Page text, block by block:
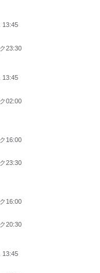
13:45
23:30
13:45
02:00
16:00
23:30
16:00
20:30
13:45